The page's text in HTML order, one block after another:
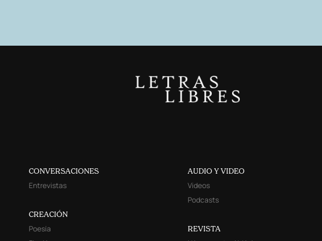
CONVERSACIONES
Entrevistas
CREACIÓN
Poesía
AUDIO Y VIDEO
Videos
Podcasts
REVISTA